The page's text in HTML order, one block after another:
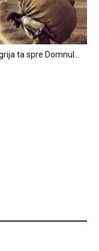
ta spre Domnul…